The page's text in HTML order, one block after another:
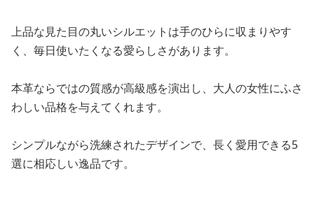
上品な見た目の丸いシルエットは手のひらに収まりやす
く、毎日使いたくなる愛らしさがあります。
本革ならではの質感が高級感を演出し、大人の女性にふさ
わしい品格を与えてくれます。
シンプルながら洗練されたデザインで、長く愛用できる5
選に相応しい逸品です。